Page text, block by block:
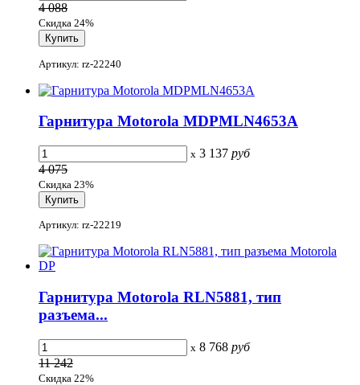
4 088
Скидка 24%
Артикул: rz-22240
Гарнитура Motorola MDPMLN4653A
x 3 137 руб
4 075
Скидка 23%
Артикул: rz-22219
Гарнитура Motorola RLN5881, тип
разъема...
x 8 768 руб
11 242
Скидка 22%